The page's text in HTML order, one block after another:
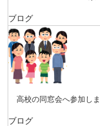
ブログ
高校の同窓会へ参加し
ブログ